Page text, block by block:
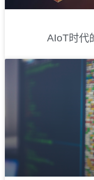
AIoT时代